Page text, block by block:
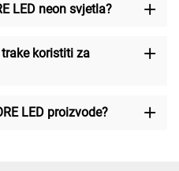
LED neon svjetla?
trake koristiti za
LED proizvode?